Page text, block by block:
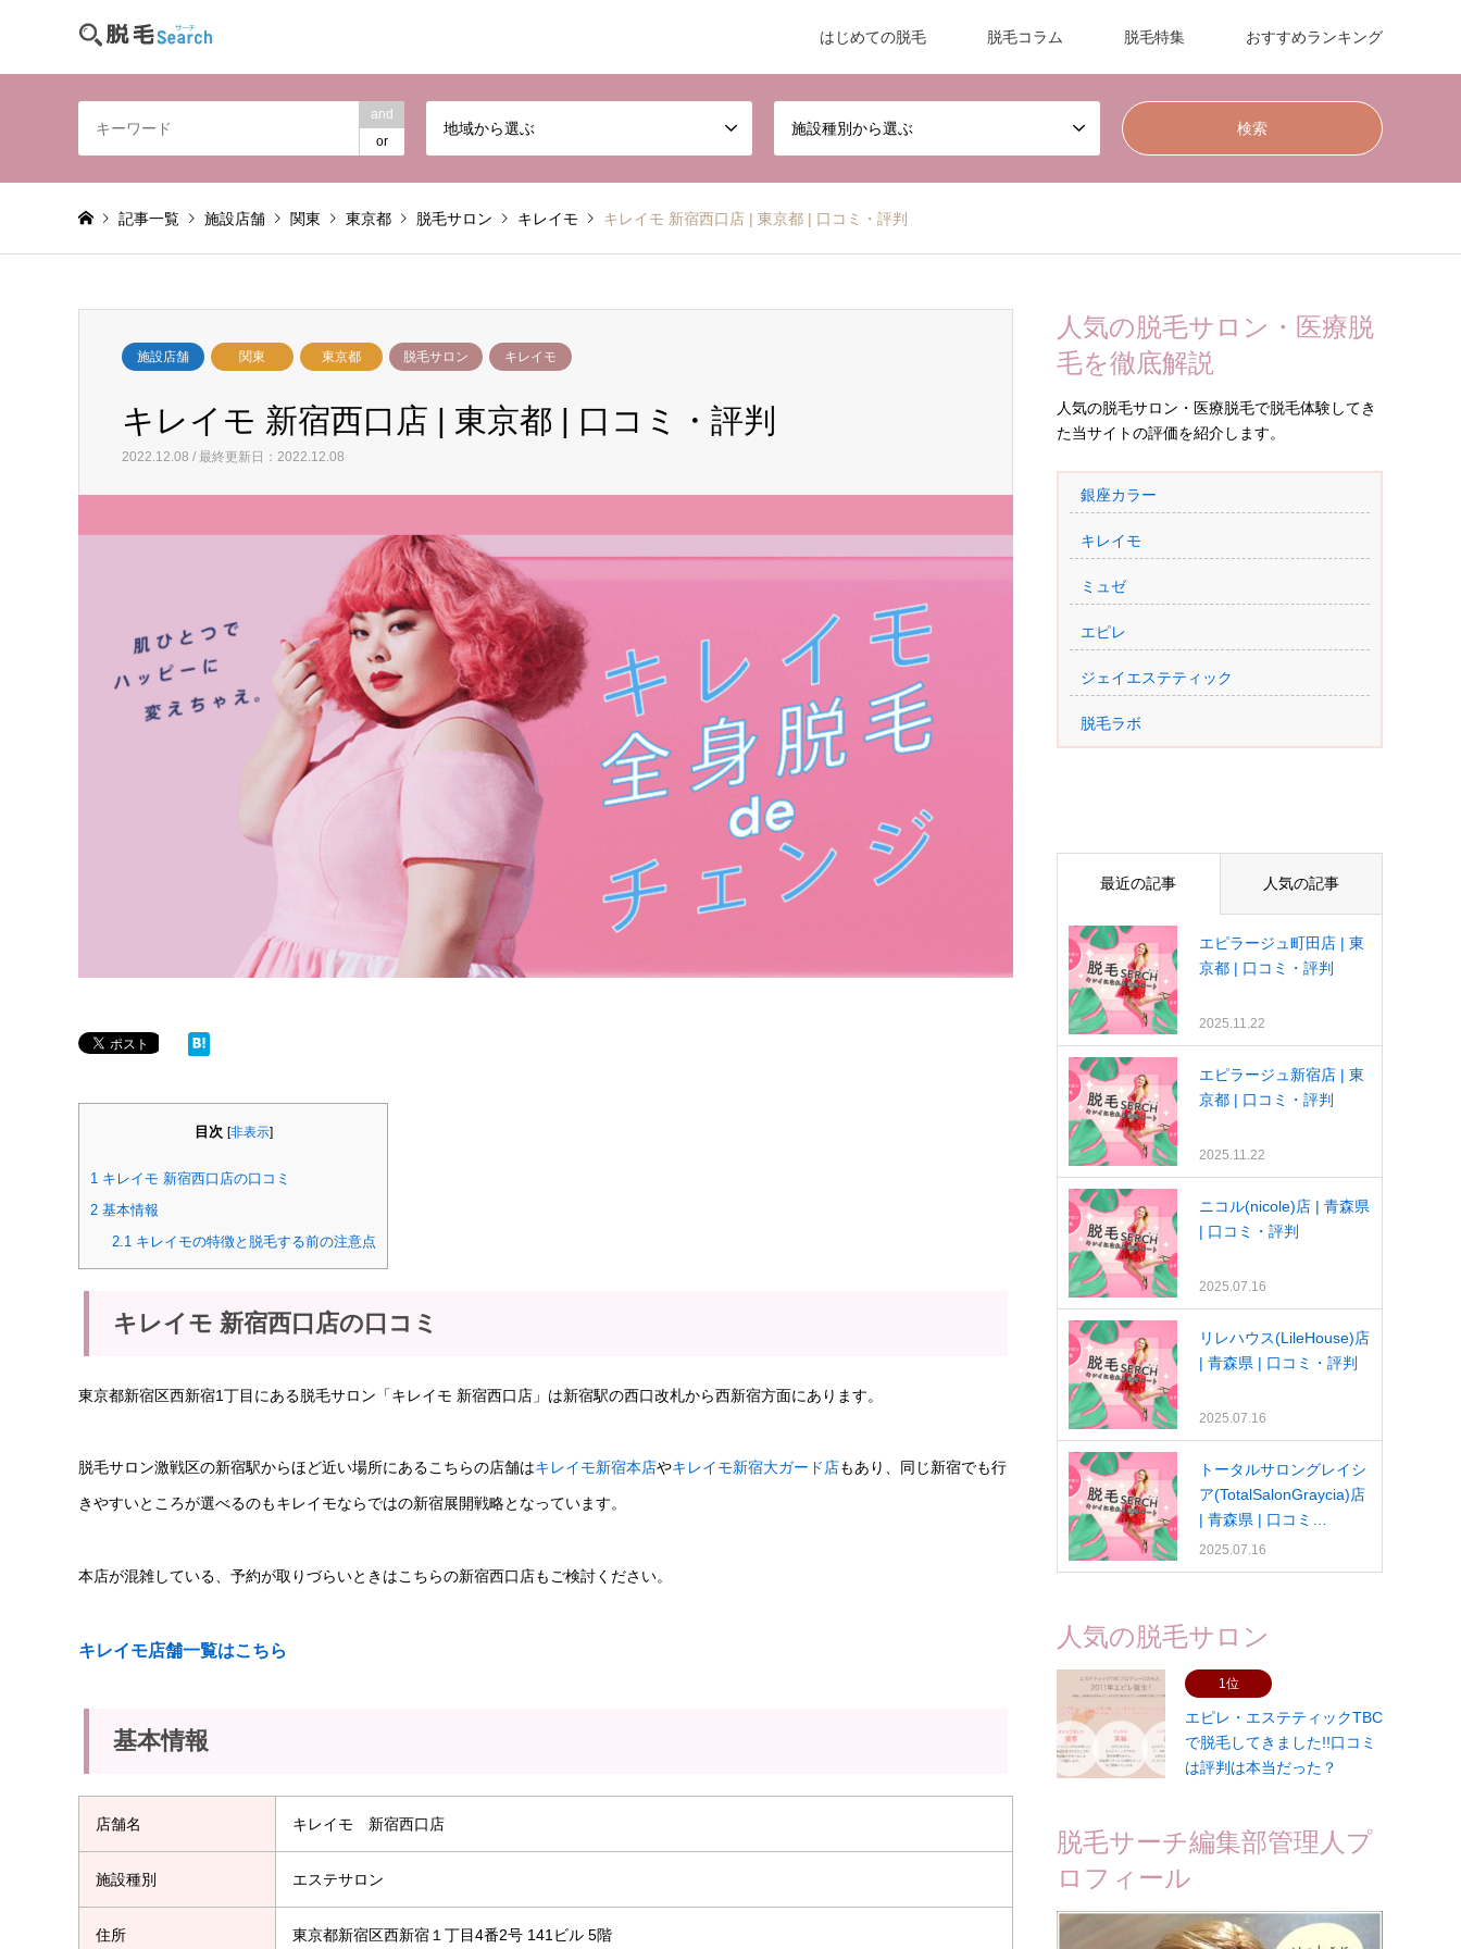
はじめての脱毛 脱毛コラム 脱毛特集 おすすめランキング
and
or
地域から選ぶ 施設種別から選ぶ
記事一覧 施設店舗 関東 東京都 脱毛サロン キレイモ キレイモ 新宿西口店 | 東京都 | 口コミ・評判
施設店舗 関東 東京都 脱毛サロン キレイモ
キレイモ 新宿西口店 | 東京都 | 口コミ・評判
2022.12.08 / 最終更新日：2022.12.08
目次 [非表示]
1 キレイモ 新宿西口店の口コミ
2 基本情報
2.1キレイモの特徴と脱毛する前の注意点
キレイモ 新宿西口店の口コミ
東京都新宿区西新宿1丁目にある脱毛サロン「キレイモ 新宿西口店」は新宿駅の西口改札から西新宿方面にあります。
脱毛サロン激戦区の新宿駅からほど近い場所にあるこちらの店舗はキレイモ新宿本店やキレイモ新宿大ガード店もあり、同じ新宿でも行
きやすいところが選べるのもキレイモならではの新宿展開戦略となっています。
本店が混雑している、予約が取りづらいときはこちらの新宿西口店もご検討ください。
キレイモ店舗一覧はこちら
基本情報
店舗名 キレイモ 新宿西口店
施設種別 エステサロン
住所 東京都新宿区西新宿１丁目4番2号 141ビル 5階
人気の脱毛サロン・医療脱
毛を徹底解説
人気の脱毛サロン・医療脱毛で脱毛体験してき
た当サイトの評価を紹介します。
銀座カラー
キレイモ
ミュゼ
エピレ
ジェイエステティック
脱毛ラボ
最近の記事 人気の記事
エピラージュ町田店 | 東
京都 | 口コミ・評判
2025.11.22
エピラージュ新宿店 | 東
京都 | 口コミ・評判
2025.11.22
ニコル(nicole)店 | 青森県
| 口コミ・評判
2025.07.16
リレハウス(LileHouse)店
| 青森県 | 口コミ・評判
2025.07.16
トータルサロングレイシ
ア(TotalSalonGraycia)店
| 青森県 | 口コミ…
2025.07.16
人気の脱毛サロン
1位
エピレ・エステティックTBC
で脱毛してきました!!口コミ
は評判は本当だった？
脱毛サーチ編集部管理人プ
ロフィール